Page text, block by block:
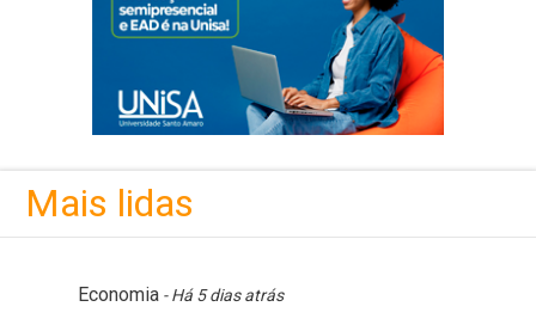
Mais lidas
Economia- Há 5 dias atrás